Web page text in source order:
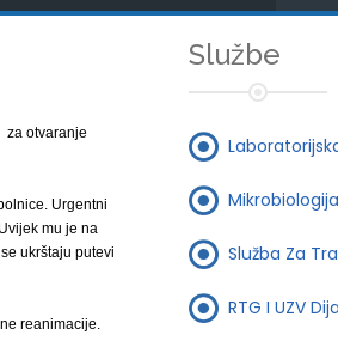
za otvaranje
Urgentni
mu je na
ukrštaju putevi
reanimacije.
Službe
Mikrobiologija
Služba Za
RTG I UZV